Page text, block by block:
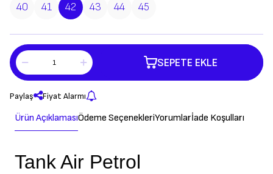
40 41 42 43 44 45
SEPETE EKLE
Paylaş Fiyat Alarmı
Ürün AçıklamasıÖdeme SeçenekleriYorumlarİade Koşulları
Tank Air Petrol